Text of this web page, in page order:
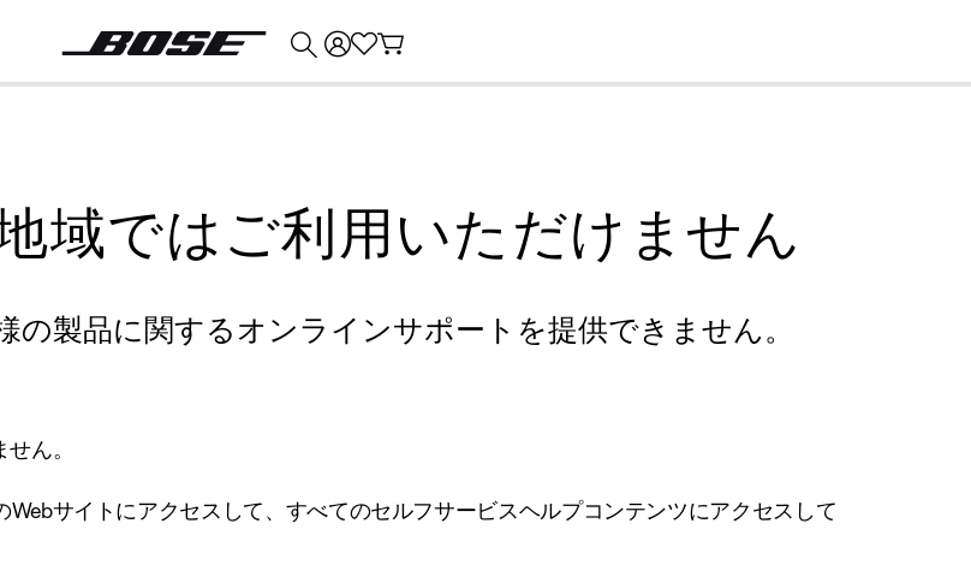
域ではご利用いただけません
製品に関するオンラインサポートを提供できません。
ん。
サイトにアクセスして、すべてのセルフサービスヘルプコンテンツにアクセスして